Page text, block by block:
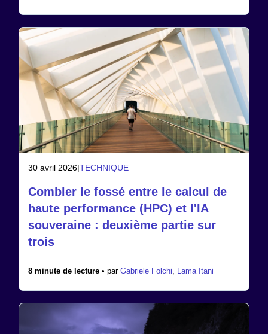
30 avril 2026|TECHNIQUE
Combler le fossé entre le calcul de
haute performance (HPC) et l'IA
souveraine : deuxième partie sur
trois
8 minute de lecture • par Gabriele Folchi, Lama Itani